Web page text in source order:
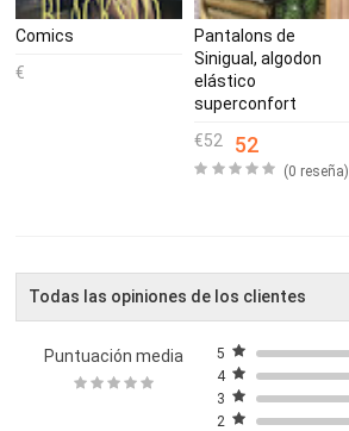
Comics
Pantalons de
Sinigual, algodon
elástico
superconfort
52
52
(0 reseña)
Todas las opiniones de los clientes
Puntuación media
5
4
3
2